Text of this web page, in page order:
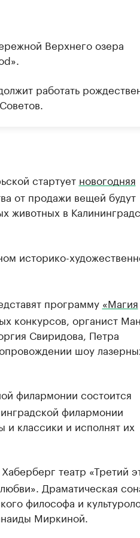
Верхнего озера
работать
стартует новогодняя
от продажи вещей будут
животных в
историко-
программу «Магия
конкурсов, органист
Свиридова, Петра
шоу
филармонии состоится
филармонии
и классики и исполнят их
театр «Третий
Драматическая
философа и
Миркиной.